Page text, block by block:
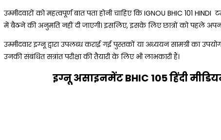
उम्मीदवारों को महत्वपूर्ण बात पता होनी चाहिए कि IGNOU BHIC 101
में बैठने की अनुमति नहीं दी जाएगी। इसलिए, इसके लिए छात्रों को पहले
उम्मीदवार इग्नू द्वारा उपलब्ध कराई गई पुस्तकों या अध्ययन सामग्री का
उनकी संबंधित सत्रांत परीक्षा की तैयारी के लिए भी लाभकारी हैं।
इग्नू असाइनमेंट BHIC 105हिंदी